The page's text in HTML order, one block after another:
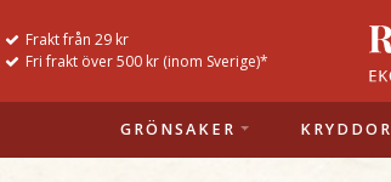
Frakt från 29 kr
Fri frakt över 500 kr (inom Sverige)*
GRÖNSAKER KRYDDOR